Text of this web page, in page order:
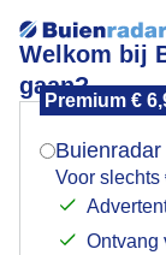
Welkom bij
gaan?
Premium €
Voor slechts
Ontvang
7-daagse
Toon:
Mogen
Indien je